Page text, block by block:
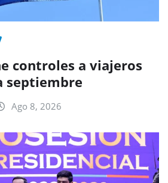
controles a viajeros
septiembre
Ago 8, 2026